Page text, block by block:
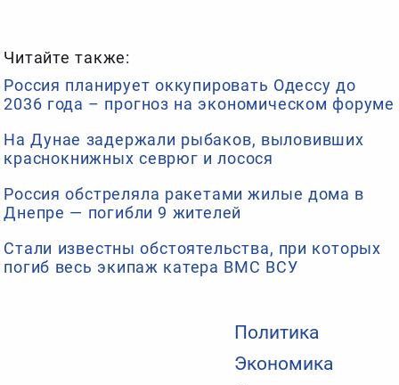
Политика
Экономика
Читайте также:
Россия планирует оккупировать Одессу до
2036 года – прогноз на экономическом форуме
На Дунае задержали рыбаков, выловивших
краснокнижных севрюг и лосося
Россия обстреляла ракетами жилые дома в
Днепре — погибли 9 жителей
Стали известны обстоятельства, при которых
погиб весь экипаж катера ВМС ВСУ